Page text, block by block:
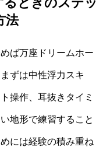
法
ば万座ドリームホー
ずは中性浮力スキ
操作、耳抜きタイミ
地形で練習すること
には経験の積み重ね